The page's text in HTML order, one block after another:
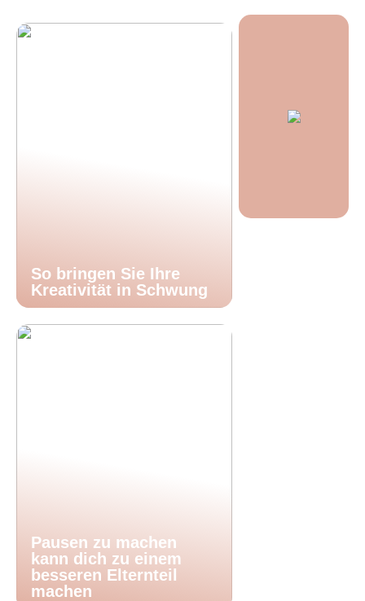
So bringen Sie Ihre
Kreativität in Schwung
Pausen zu machen
kann dich zu einem
besseren Elternteil
machen